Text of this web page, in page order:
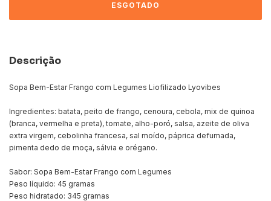
Descrição
Sopa Bem-Estar Frango com Legumes Liofilizado Lyovibes
Ingredientes: batata, peito de frango, cenoura, cebola, mix de quinoa
(branca, vermelha e preta), tomate, alho-poró, salsa, azeite de oliva
extra virgem, cebolinha francesa, sal moído, páprica defumada,
pimenta dedo de moça, sálvia e orégano.
Sabor: Sopa Bem-Estar Frango com Legumes
Peso líquido: 45 gramas
Peso hidratado: 345 gramas